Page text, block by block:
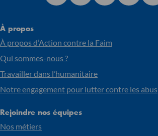
À propos
À propos d’Action contre la Faim
Qui sommes-nous ?
Travailler dans l’humanitaire
Notre engagement pour lutter contre les abus
Rejoindre nos équipes
Nos métiers